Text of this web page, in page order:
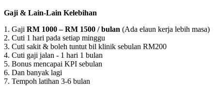
Gaji & Lain-Lain Kelebihan
1. Gaji RM 1000 – RM 1500 / bulan (Ada elaun kerja lebih masa)
2. Cuti 1 hari pada setiap minggu
3. Cuti sakit & boleh tuntut bil klinik sebulan RM200
4. Cuti gaji jalan - 1 hari 1 bulan
5. Bonus mencapai KPI sebulan
6. Dan banyak lagi
7. Tempoh latihan 3-6 bulan